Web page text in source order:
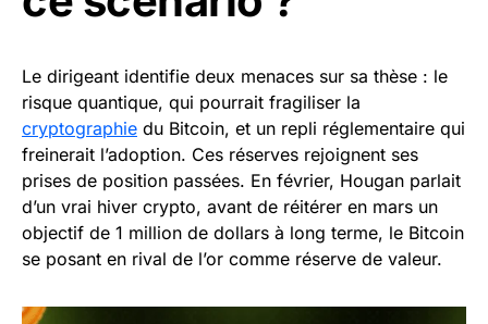
Le dirigeant identifie deux menaces sur sa thèse : le
risque quantique, qui pourrait fragiliser la
cryptographie du Bitcoin, et un repli réglementaire qui
freinerait l’adoption. Ces réserves rejoignent ses
prises de position passées. En février, Hougan parlait
d’un vrai hiver crypto, avant de réitérer en mars un
objectif de 1 million de dollars à long terme, le Bitcoin
se posant en rival de l’or comme réserve de valeur.